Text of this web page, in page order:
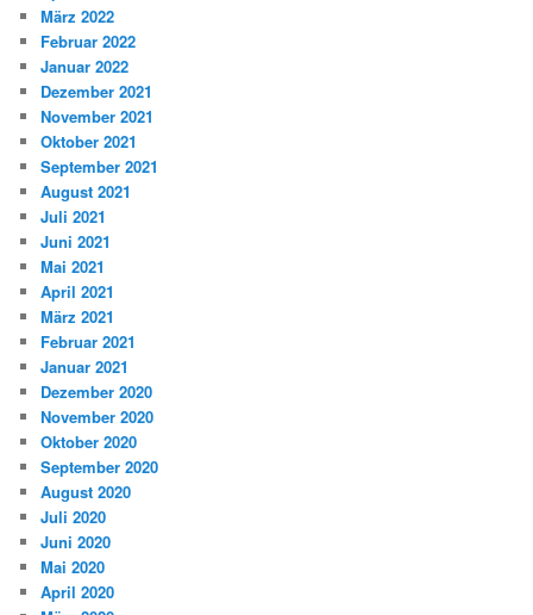
März 2022
Februar 2022
Januar 2022
Dezember 2021
November 2021
Oktober 2021
September 2021
August 2021
Juli 2021
Juni 2021
Mai 2021
April 2021
März 2021
Februar 2021
Januar 2021
Dezember 2020
November 2020
Oktober 2020
September 2020
August 2020
Juli 2020
Juni 2020
Mai 2020
April 2020